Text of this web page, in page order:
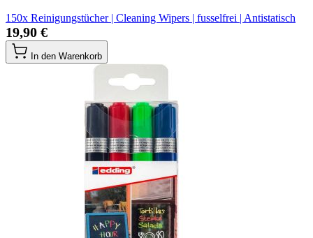
150x Reinigungstücher | Cleaning Wipers | fusselfrei | Antistatisch
19,90 €
In den Warenkorb